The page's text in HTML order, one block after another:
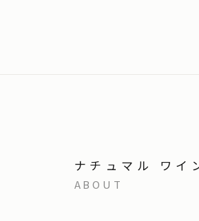
ナチュマル ワイ
ABOUT